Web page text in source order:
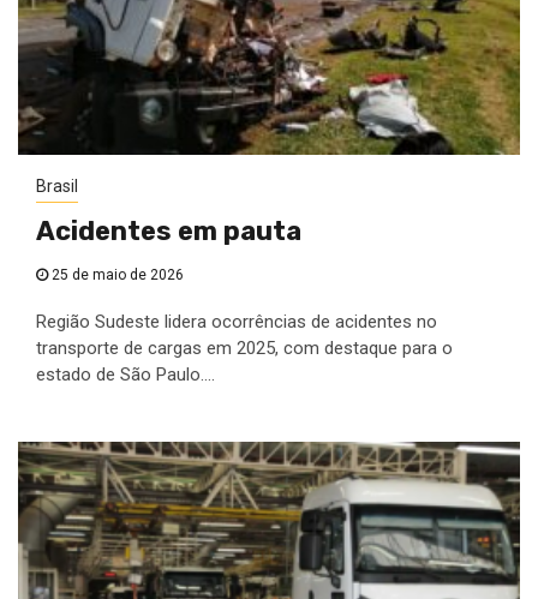
Brasil
Acidentes em pauta
25 de maio de 2026
Região Sudeste lidera ocorrências de acidentes no
transporte de cargas em 2025, com destaque para o
estado de São Paulo....